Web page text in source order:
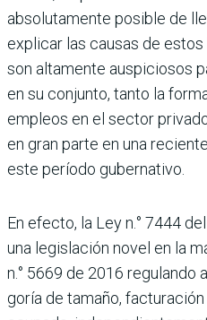
abso­lutamente posible de
explicar las causas de
son altamente auspicio­sos
en su con­junto, tanto la
empleos en el sector
en gran parte en una
este período gubernativo.
En efecto, la Ley n.° 7444
una legislación novel en la
n.° 5669 de 2016
goría de tamaño, facturación